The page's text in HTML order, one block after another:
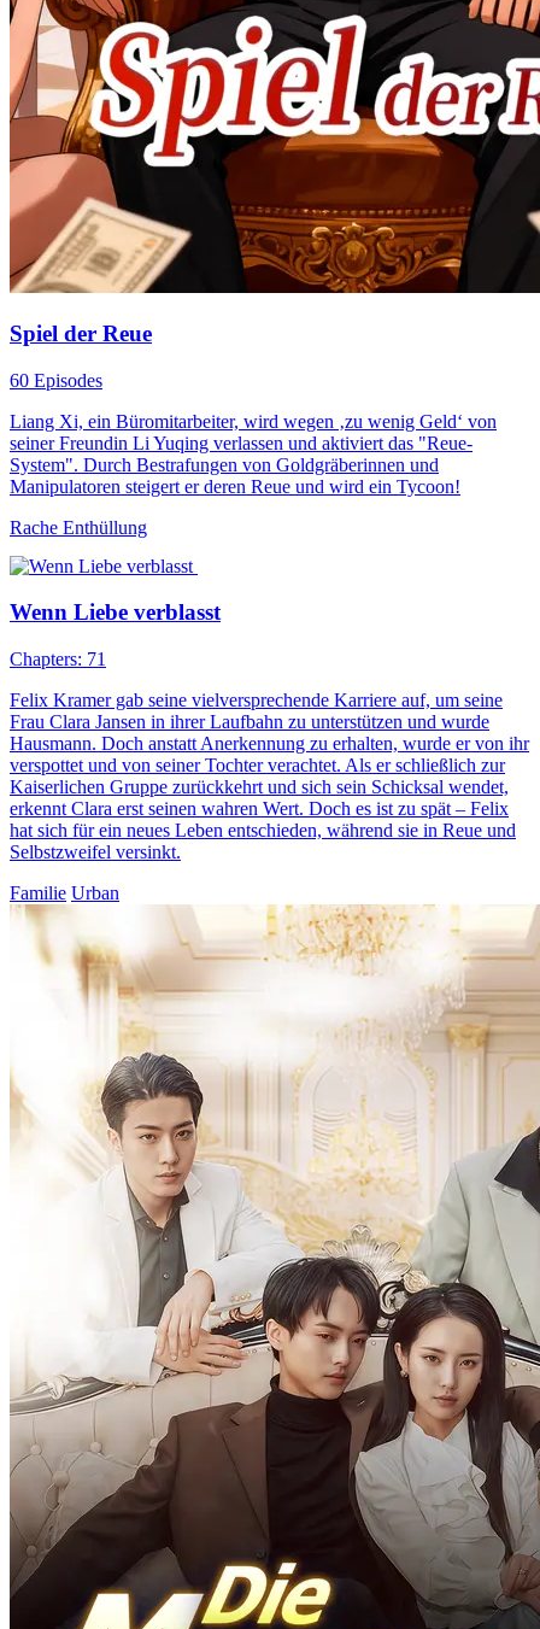
Spiel der Reue
60 Episodes
Liang Xi, ein Büromitarbeiter, wird wegen ‚zu wenig Geld‘ von
seiner Freundin Li Yuqing verlassen und aktiviert das "Reue-
System". Durch Bestrafungen von Goldgräberinnen und
Manipulatoren steigert er deren Reue und wird ein Tycoon!
Rache Enthüllung
Wenn Liebe verblasst
Chapters: 71
Felix Kramer gab seine vielversprechende Karriere auf, um seine
Frau Clara Jansen in ihrer Laufbahn zu unterstützen und wurde
Hausmann. Doch anstatt Anerkennung zu erhalten, wurde er von ihr
verspottet und von seiner Tochter verachtet. Als er schließlich zur
Kaiserlichen Gruppe zurückkehrt und sich sein Schicksal wendet,
erkennt Clara erst seinen wahren Wert. Doch es ist zu spät – Felix
hat sich für ein neues Leben entschieden, während sie in Reue und
Selbstzweifel versinkt.
Familie Urban